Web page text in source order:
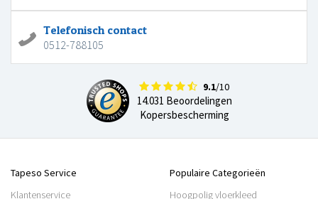
Telefonisch contact
0512-788105
9.1/10
14.031 Beoordelingen
Kopersbescherming
Tapeso Service
Klantenservice
Populaire Categorieën
Hoogpolig vloerkleed